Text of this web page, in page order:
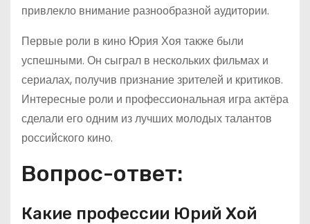
привлекло внимание разнообразной аудитории.
Первые роли в кино Юрия Хоя также были
успешными. Он сыграл в нескольких фильмах и
сериалах, получив признание зрителей и критиков.
Интересные роли и профессиональная игра актёра
сделали его одним из лучших молодых талантов
российского кино.
Вопрос-ответ:
Какие профессии Юрий Хой